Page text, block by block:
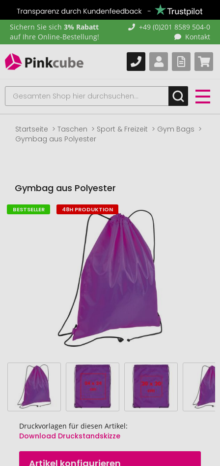
Sichern Sie sich 3% Rabatt
auf Ihre Online-Bestellung!
+49 (0)201 8589 504-0
Kontakt
Startseite Taschen Sport & Freizeit
Gym Bags
Gymbag aus Polyester
Gymbag aus Polyester
Zum
Druckvorlagen für diesen Artikel:
Download Druckstandskizze
Zum
BESTSELLER 48H PRODUKTION
Artikel konfigurieren